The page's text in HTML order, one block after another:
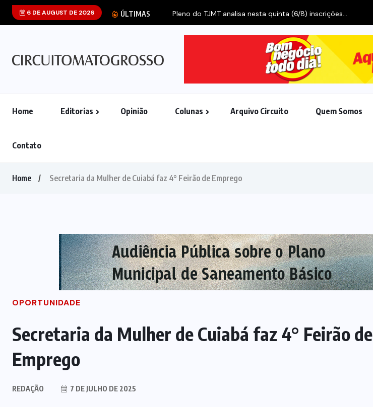
6 DE AUGUST DE 2026 ÚLTIMAS
Home Editorias Opinião Colunas Arquivo Circuito Quem Somos
Contato
Home Secretaria da Mulher de Cuiabá faz 4° Feirão de Emprego
OPORTUNIDADE
Secretaria da Mulher de Cuiabá faz 4° Feirão de
Emprego
REDAÇÃO 7 DE JULHO DE 2025